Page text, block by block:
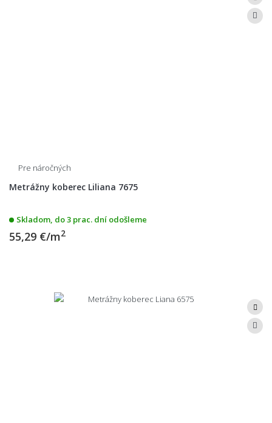
Pre náročných
Metrážny koberec Liliana 7675
Skladom, do 3 prac. dní odošleme
55,29 €/m2